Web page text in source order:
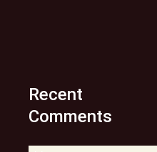
Recent
Comments